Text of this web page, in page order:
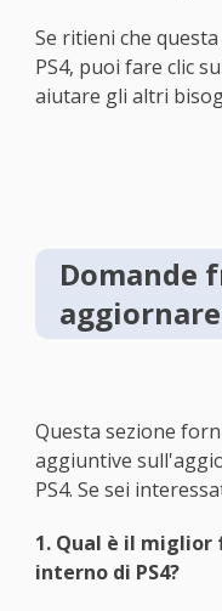
Se ritieni che
PS4, puoi fare clic
aiutare gli altri
Domande
Questa sezione
aggiuntive
PS4. Se sei
1. Qual è il
interno di PS4?